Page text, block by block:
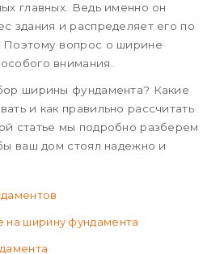
главных. Ведь именно он
здания и распределяет его по
Поэтому вопрос о ширине
внимания.
ширины фундамента? Какие
и как правильно рассчитать
статье мы подробно разберем
ваш дом стоял надежно и
ширину фундамента